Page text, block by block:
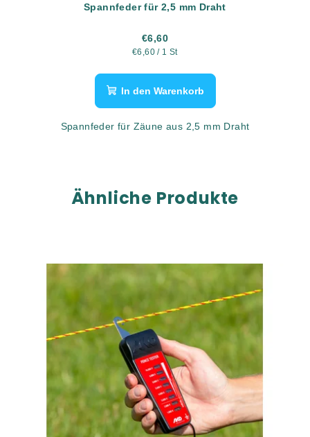
Spannfeder für 2,5 mm Draht
€6,60
Verkaufspreis:
€6,60 / 1 St
In den Warenkorb
Spannfeder für Zäune aus 2,5 mm Draht
Ähnliche Produkte